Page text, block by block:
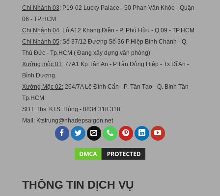
Chi Nhánh 03: P19-02 Lucky Palace - 50 Phan Văn Khỏe - Quận
06 - TP.HCM
Chi Nhánh 04: Lô A12 Khang Điền - P. Phú Hữu - Q.09 - TP.HCM
Chi Nhánh 05: Số 37/12 Đường Số 36 P.Hiệp Bình Chánh - Q.
Thủ Đức - Tp.HCM ( Đang xây dựng văn phòng)
Xưởng mộc 01
:77A1 Kp.Tân An - P.Tân Đông Hiệp - Tx.Dĩ An -
Bình Dương.
Xưởng Mộc 02: 264/7A Lê Đình Cẩn - P. Tân Tạo - Q. Bình Tân -
Tp.HCM
SDT: Ths. KTS. Hùng - 0834.318.318
Mail: Ktstrung@nhadepsaigon.net
THÔNG TIN DỊCH VỤ